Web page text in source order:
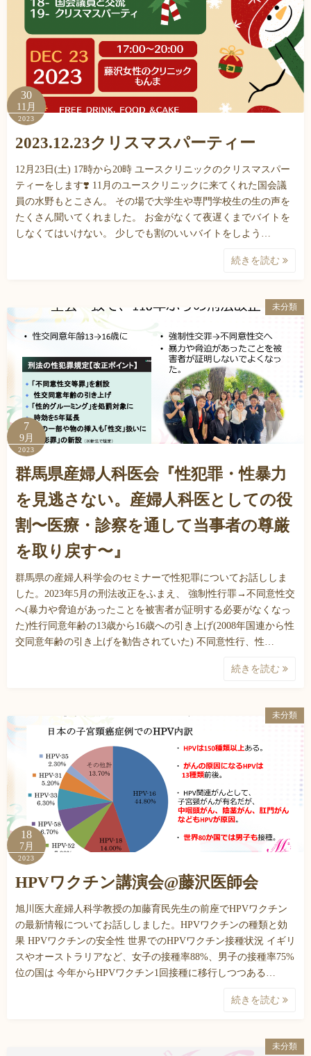
30
11月
2023
2023.12.23クリスマスパーティー
12月23日(土) 17時から20時 ユースクリニックのクリスマスパー
ティーをします❣️ 11月のユースクリニックに来てくれた国会議
員の水野もとこさん。 その場で大学生や専門学校生の生の声を
たくさん聞いてくれました。 お金がなくて夜遅くまでバイトを
しなくてはいけない。 少しでも割のいいバイトをしよう…
続きを読む
未分類
7
9月
2023
群馬県産婦人科医会『性犯罪・性暴力
を見逃さない。産婦人科医としての役
割〜医療・診察を通して当事者の尊厳
を取り戻す〜』
群馬県の産婦人科学会のセミナーで性犯罪についてお話ししま
した。2023年5月の刑法改正をふまえ、 強制性行罪→不同意性交
へ(暴力や脅迫があったことを被害者が証明する必要がなくなっ
た)性行同意年齢の13歳から16歳への引き上げ(2008年国連から性
交同意年齢の引き上げを勧告されていた) 不同意性行、性…
続きを読む
未分類
18
7月
2023
HPVワクチン講演会@藤沢医師会
旭川医大産婦人科学教授の加藤育民先生の前座でHPVワクチン
の最新情報についてお話ししました。HPVワクチンの種類と効
果 HPVワクチンの安全性 世界でのHPVワクチン接種状況 イギリ
スやオーストラリアなど、女子の接種率88%、男子の接種率75%
位の国は 今年からHPVワクチン1回接種に移行しつつある…
続きを読む
未分類